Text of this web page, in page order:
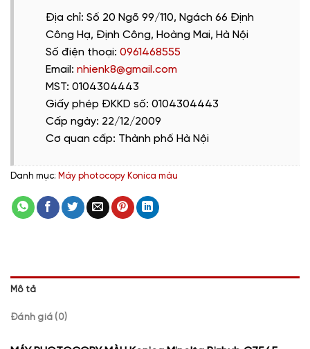
Địa chỉ: Số 20 Ngõ 99/110, Ngách 66 Định
Công Hạ, Định Công, Hoàng Mai, Hà Nội
Số điện thoại: 0961468555
Email: nhienk8@gmail.com
MST: 0104304443
Giấy phép ĐKKD số: 0104304443
Cấp ngày: 22/12/2009
Cơ quan cấp: Thành phố Hà Nội
Danh mục: Máy photocopy Konica màu
Mô tả
Đánh giá (0)